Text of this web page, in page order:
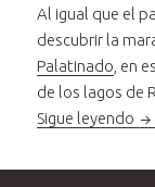
Al igual que el
descubrir la
Palatinado , en
de los lagos de
Sigue leyendo